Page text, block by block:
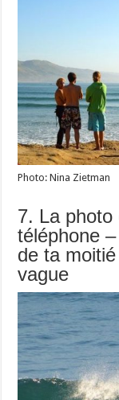
Photo: Nina Zietman
7. La photo
téléphone
de ta
vague